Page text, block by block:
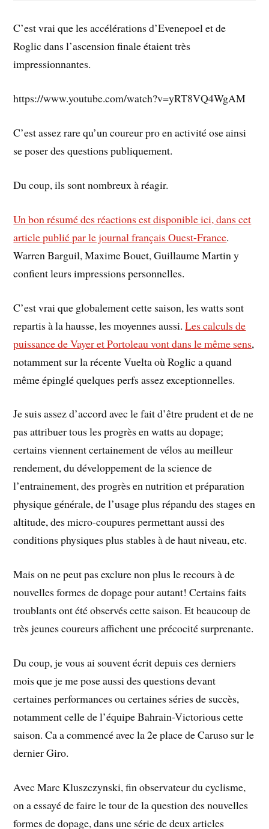
C’est vrai que les accélérations d’Evenepoel et de
Roglic dans l’ascension finale étaient très
impressionnantes.
https://www.youtube.com/watch?v=yRT8VQ4WgAM
C’est assez rare qu’un coureur pro en activité ose ainsi
se poser des questions publiquement.
Du coup, ils sont nombreux à réagir.
Un bon résumé des réactions est disponible ici, dans cet
article publié par le journal français Ouest-France.
Warren Barguil, Maxime Bouet, Guillaume Martin y
confient leurs impressions personnelles.
C’est vrai que globalement cette saison, les watts sont
repartis à la hausse, les moyennes aussi.Les calculs de
puissance de Vayer et Portoleau vont dans le même sens,
notamment sur la récente Vuelta où Roglic a quand
même épinglé quelques perfs assez exceptionnelles.
Je suis assez d’accord avec le fait d’être prudent et de ne
pas attribuer tous les progrès en watts au dopage;
certains viennent certainement de vélos au meilleur
rendement, du développement de la science de
l’entrainement, des progrès en nutrition et préparation
physique générale, de l’usage plus répandu des stages en
altitude, des micro-coupures permettant aussi des
conditions physiques plus stables à de haut niveau, etc.
Mais on ne peut pas exclure non plus le recours à de
nouvelles formes de dopage pour autant! Certains faits
troublants ont été observés cette saison. Et beaucoup de
très jeunes coureurs affichent une précocité surprenante.
Du coup, je vous ai souvent écrit depuis ces derniers
mois que je me pose aussi des questions devant
certaines performances ou certaines séries de succès,
notamment celle de l’équipe Bahrain-Victorious cette
saison. Ca a commencé avec la 2e place de Caruso sur le
dernier Giro.
Avec Marc Kluszczynski, fin observateur du cyclisme,
on a essayé de faire le tour de la question des nouvelles
formes de dopage, dans une série de deux articles